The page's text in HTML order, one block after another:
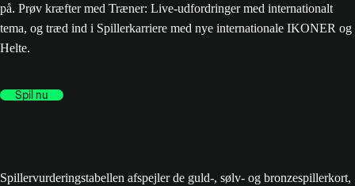
på. Prøv kræfter med Træner: Live-udfordringer med internationalt
tema, og træd ind i Spillerkarriere med nye internationale IKONER og
Helte.
Spil nu
Spillervurderingstabellen afspejler de guld-, sølv- og bronzespillerkort,